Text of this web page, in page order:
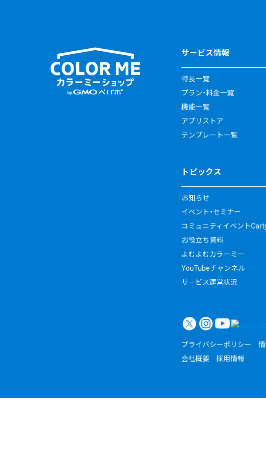
サービス情報
特長一覧
プラン・料金一覧
機能一覧
アプリストア
テンプレート一覧
トピックス
お知らせ
イベント・セミナー
コミュニティイベント
お役立ち資料
よむよむカラーミー
YouTubeチャンネル
サービス運営状況
プライバシーポリシー
会社概要
採用情報